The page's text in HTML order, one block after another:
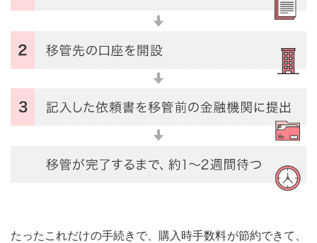
たったこれだけの手続きで、購入時手数料が節約できて、